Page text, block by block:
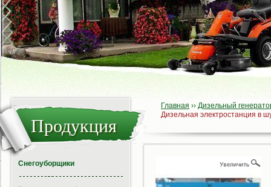
Главная ›› Дизельный
Дизельная электростанция в
Продукция
Снегоуборщики